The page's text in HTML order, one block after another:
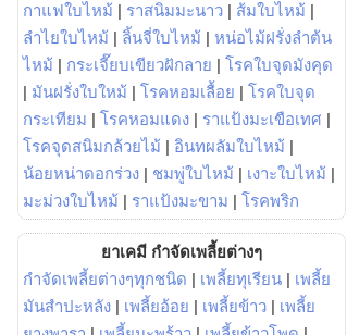
กาแฟใบไหม้ | ราสนิมมะนาว | ส้มใบไหม้ |
ลำไยใบไหม้ | ลิ้นจี่ใบไหม้ | หน่อไม้ฝรั่งลำต้น
ไหม้ | กระเจี๊ยบเขียวฝักลาย | โรคใบจุดมังคุด
| มันฝรั่งใบใหม้ | โรคหอมเลื้อย | โรคใบจุด
กระเทียม | โรคหอมแดง | ราแป้งมะเขือเทศ |
โรคจุดสนิมกล้วยไม้ | อินทผลัมใบไหม้ |
น้อยหน่าดอกร่วง | ชมพู่ใบไหม้ | เงาะใบไหม้ |
มะม่วงใบไหม้ | ราแป้งมะขาม | โรคพริก
ยาเคมี กำจัดเพลี้ยต่างๆ
กำจัดเพลี้ยต่างๆทุกชนิด | เพลี้ยทุเรียน | เพลี้ย
มันสำปะหลัง | เพลี้ยอ้อย | เพลี้ยข้าว | เพลี้ย